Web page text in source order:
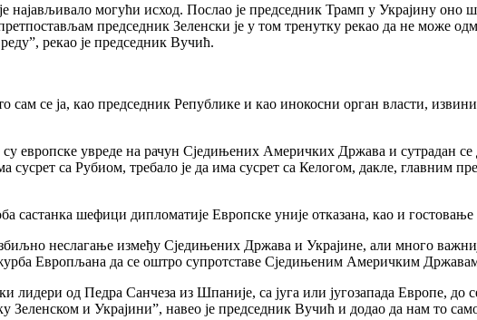
најављивало могући исход. Послао је председник Трамп у Украјину
председник Зеленски је у том тренутку рекао да не може
рекао је председник Вучић.
се ја, као председник Републике и као инокосни орган власти,
европске увреде на рачун Сједињених Америчких Држава и сутрадан
са Рубиом, требало је да има сусрет са Келогом, дакле, главним
састанка шефици дипломатије Европске уније отказана, као и
неслагање између Сједињених Држава и Украјине, али много
Европљана да се оштро супротставе Сједињеним Америчким
лидери од Педра Санчеза из Шпаније, са југа или југозапада Европе, до
и Украјини”, навео је председник Вучић и додао да нам то